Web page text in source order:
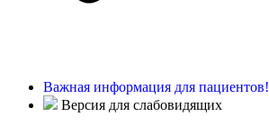
Важная информация для пациентов!
Версия для слабовидящих